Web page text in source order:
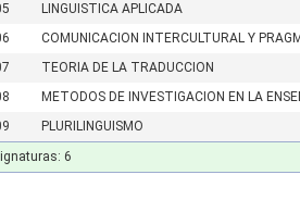
LINGUISTICA APLICADA
COMUNICACION INTERCULTURAL Y
TEORIA DE LA TRADUCCION
METODOS DE INVESTIGACION EN LA
PLURILINGUISMO
6